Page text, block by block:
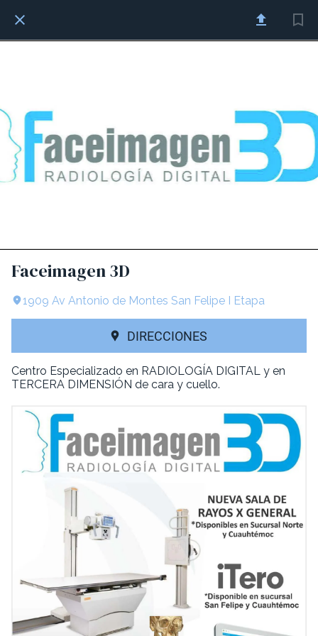
Faceimagen 3D
1909 Av Antonio de Montes San Felipe I Etapa
DIRECCIONES
Centro Especializado en RADIOLOGÍA DIGITAL y en
TERCERA DIMENSIÓN de cara y cuello.